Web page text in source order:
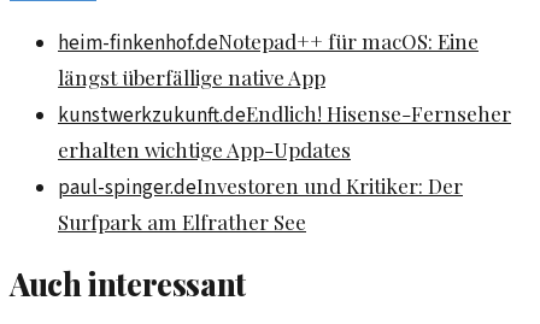
heim-finkenhof.deNotepad++ für macOS: Eine
längst überfällige native App
kunstwerkzukunft.deEndlich! Hisense-Fernseher
erhalten wichtige App-Updates
paul-spinger.deInvestoren und Kritiker: Der
Surfpark am Elfrather See
Auch interessant